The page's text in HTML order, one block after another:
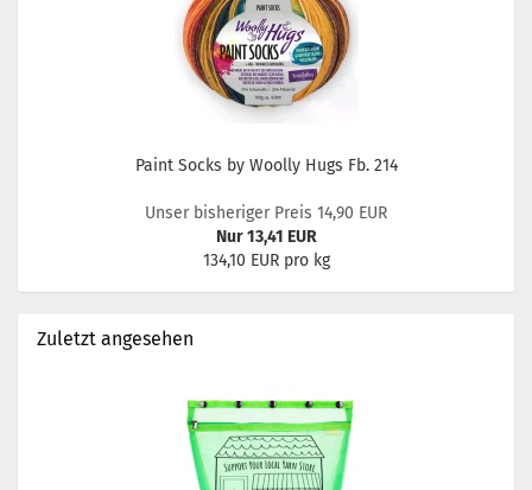
Paint Socks by Woolly Hugs Fb. 214
Unser bisheriger Preis 14,90 EUR
Nur 13,41 EUR
134,10 EUR pro kg
Zuletzt angesehen